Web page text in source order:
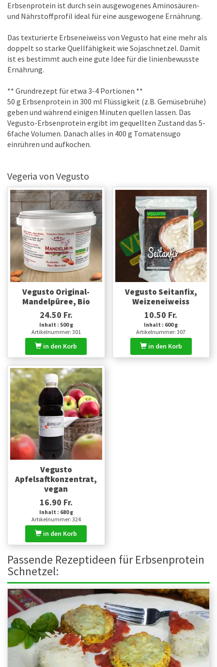
Erbsenprotein ist durch sein ausgewogenes Aminosäuren-
und Nährstoffprofil ideal für eine ausgewogene Ernährung.
Das texturierte Erbseneiweiss von Vegusto hat eine mehr als
doppelt so starke Quellfähigkeit wie Sojaschnetzel. Damit
ist es bestimmt auch eine gute Idee für die linienbewusste
Ernährung.
** Grundrezept für etwa 3-4 Portionen **
50 g Erbsenprotein in 300 ml Flüssigkeit (z.B. Gemüsebrühe)
geben und während einigen Minuten quellen lassen. Das
Vegusto-Erbsenprotein ergibt im gequellten Zustand das 5-
6fache Volumen. Danach alles in 400 g Tomatensugo
einrühren und aufkochen.
Vegeria von Vegusto
Vegusto Original-
Mandelpüree, Bio
24.50 Fr.
Inhalt : 500 g
Artikelnummer: 301
in den Korb
Vegusto Seitanfix,
Weizeneiweiss
10.50 Fr.
Inhalt : 600 g
Artikelnummer: 307
in den Korb
Vegusto
Apfelsaftkonzentrat,
vegan
16.90 Fr.
Inhalt : 680 g
Artikelnummer: 324
in den Korb
Passende Rezeptideen für Erbsenprotein
Schnetzel: